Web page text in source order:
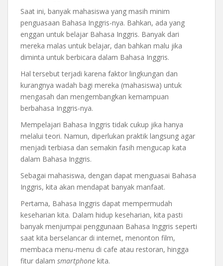
Saat ini, banyak mahasiswa yang masih minim
penguasaan Bahasa Inggris-nya. Bahkan, ada yang
enggan untuk belajar Bahasa Inggris. Banyak dari
mereka malas untuk belajar, dan bahkan malu jika
diminta untuk berbicara dalam Bahasa Inggris.
Hal tersebut terjadi karena faktor lingkungan dan
kurangnya wadah bagi mereka (mahasiswa) untuk
mengasah dan mengembangkan kemampuan
berbahasa Inggris-nya.
Mempelajari Bahasa Inggris tidak cukup jika hanya
melalui teori. Namun, diperlukan praktik langsung agar
menjadi terbiasa dan semakin fasih mengucap kata
dalam Bahasa Inggris.
Sebagai mahasiswa, dengan dapat menguasai Bahasa
Inggris, kita akan mendapat banyak manfaat.
Pertama, Bahasa Inggris dapat mempermudah
keseharian kita. Dalam hidup keseharian, kita pasti
banyak menjumpai penggunaan Bahasa Inggris seperti
saat kita berselancar di internet, menonton film,
membaca menu-menu di cafe atau restoran, hingga
fitur dalam smartphone kita.